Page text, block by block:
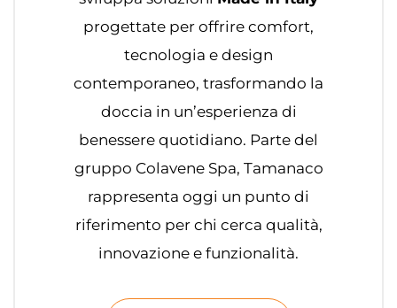
progettate per offrire comfort,
tecnologia e design
contemporaneo, trasformando la
doccia in un’esperienza di
benessere quotidiano. Parte del
gruppo Colavene Spa, Tamanaco
rappresenta oggi un punto di
riferimento per chi cerca qualità,
innovazione e funzionalità.